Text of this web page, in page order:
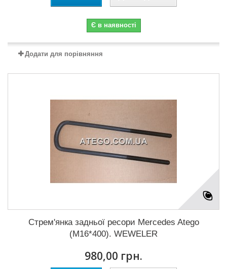
Є в наявності
Додати для порівняння
Стрем'янка задньої ресори Mercedes Atego
(M16*400). WEWELER
980,00 грн.